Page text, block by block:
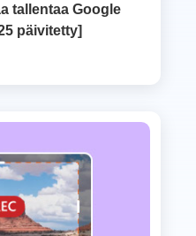
tallentaa Google
päivitetty]